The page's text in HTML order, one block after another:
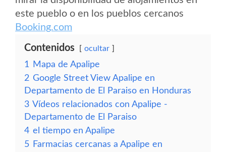
este pueblo o en los pueblos cercanos
Booking.com
Contenidos ocultar
1
Mapa de Apalipe
2 Google Street View Apalipe en
Departamento de El Paraiso en Honduras
3 Vídeos relacionados con Apalipe -
Departamento de El Paraiso
4 el tiempo en Apalipe
5 Farmacias cercanas a Apalipe en